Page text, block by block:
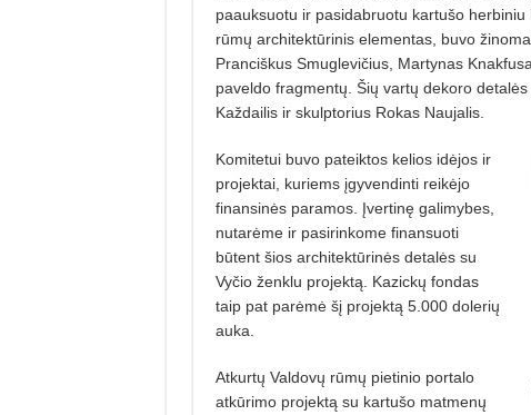
paauksuotu ir pasidabruotu kartušo
rūmų architektūrinis elementas, buvo
Pranciškus Smuglevičius, Martynas
paveldo fragmentų. Šių vartų dekoro
Každailis ir skulptorius Rokas Naujalis.
Komitetui buvo pateiktos kelios idėjos ir
projektai, kuriems įgyvendinti reikėjo
finansinės paramos. Įvertinę galimybes,
nutarėme ir pasirinkome finansuoti
būtent šios architektūrinės detalės su
Vyčio ženklu projektą. Kazickų fondas
taip pat parėmė šį projektą 5.000 dolerių
auka.
Atkurtų Valdovų rūmų pietinio portalo
atkūrimo projektą su kartušo matmenų